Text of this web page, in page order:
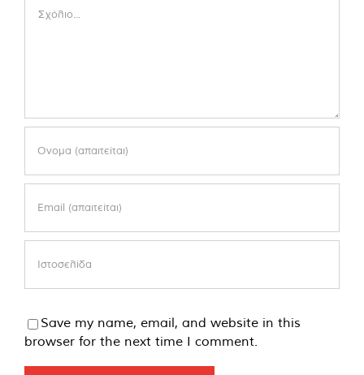
Save my name, email, and website in this
browser for the next time I comment.